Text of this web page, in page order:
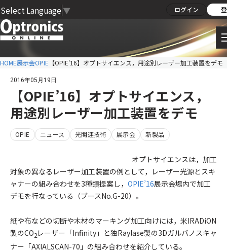
Select Language ▼ ログイン
HOME展示会OPIE 【OPIE'16】オプトサイエンス，用途別レーザー加工装置をデモ
2016年05月19日
【OPIE’16】オプトサイエンス，
用途別レーザー加工装置をデモ
OPIE ニュース 光関連技術 展示会 新製品
オプトサイエンスは，加工
対象の異なるレーザー加工装置の例として，レーザー光源とスキ
ャナーの組み合わせを3種類提案し， OPIE’16展示会場内で加工
デモを行なっている（ブースNo.G-20）。
紙や布などの切断や木材のマーキング加工向けには，米IRADiON
製のCO2レーザー「Infinity」と独Raylase製の3Dガルバノスキャ
ナー「AXIALSCAN-70」の組み合わせを紹介している。